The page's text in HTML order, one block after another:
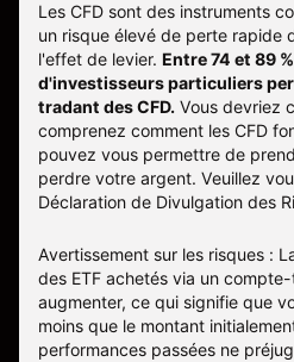
Les CFD sont des instruments
un risque élevé de perte rapide
l'effet de levier. Entre 74 et 89
d'investisseurs particuliers
tradant des CFD. Vous devriez
comprenez comment les CFD
pouvez vous permettre de
perdre votre argent. Veuillez
Déclaration de Divulgation des
Avertissement sur les risques :
des ETF achetés via un
augmenter, ce qui signifie que
moins que le montant
performances passées ne